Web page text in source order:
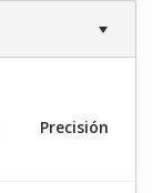
Precisión